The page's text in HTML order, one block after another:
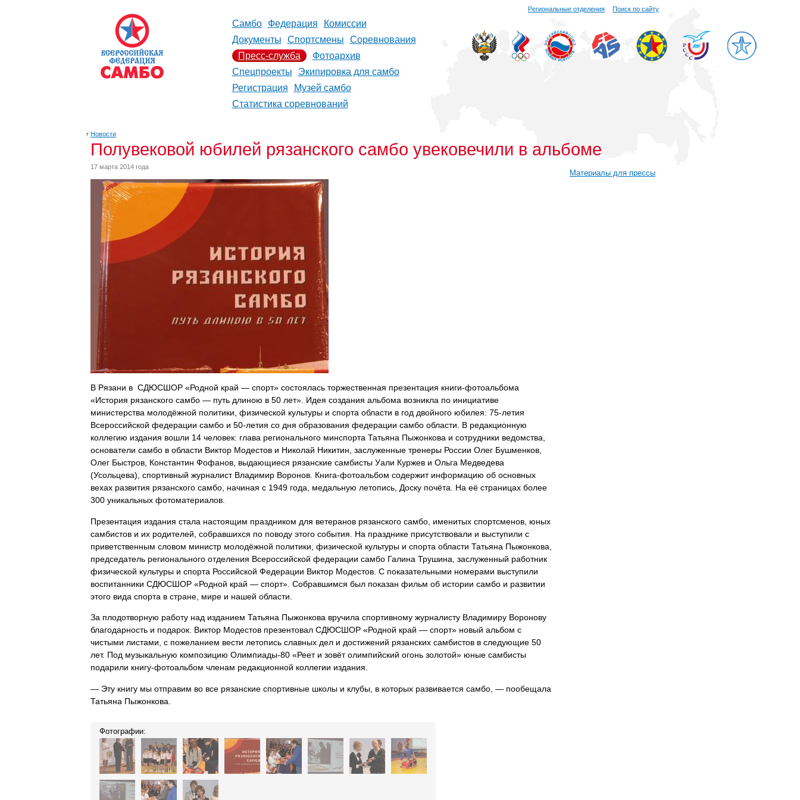
Региональные отделения Поиск по сайту
Самбо Федерация
Комиссии
Документы
Спортсмены
Соревнования
Пресс-служба
Фотоархив
Спецпроекты
Экипировка для самбо
Регистрация
Музей самбо
Статистика соревнований
↑ Новости
Полувековой юбилей рязанского самбо увековечили в альбоме
17 марта 2014 года
В Рязани в СДЮСШОР «Родной край — спорт» состоялась торжественная презентация книги-фотоальбома
«История рязанского самбо — путь длиною в 50 лет». Идея создания альбома возникла по инициативе
министерства молодёжной политики, физической культуры и спорта области в год двойного юбилея: 75-летия
Всероссийской федерации самбо и 50-летия со дня образования федерации самбо области. В редакционную
коллегию издания вошли 14 человек: глава регионального минспорта Татьяна Пыжонкова и сотрудники ведомства,
основатели самбо в области Виктор Модестов и Николай Никитин, заслуженные тренеры России Олег Бушменков,
Олег Быстров, Константин Фофанов, выдающиеся рязанские самбисты Уали Куржев и Ольга Медведева
(Усольцева), спортивный журналист Владимир Воронов. Книга-фотоальбом содержит информацию об основных
вехах развития рязанского самбо, начиная с 1949 года, медальную летопись, Доску почёта. На её страницах более
300 уникальных фотоматериалов.
Презентация издания стала настоящим праздником для ветеранов рязанского самбо, именитых спортсменов, юных
самбистов и их родителей, собравшихся по поводу этого события. На празднике присутствовали и выступили с
приветственным словом министр молодёжной политики, физической культуры и спорта области Татьяна Пыжонкова,
председатель регионального отделения Всероссийской федерации самбо Галина Трушина, заслуженный работник
физической культуры и спорта Российской Федерации Виктор Модестов. С показательными номерами выступили
воспитанники СДЮСШОР «Родной край — спорт». Собравшимся был показан фильм об истории самбо и развитии
этого вида спорта в стране, мире и нашей области.
За плодотворную работу над изданием Татьяна Пыжонкова вручила спортивному журналисту Владимиру Воронову
благодарность и подарок. Виктор Модестов презентовал СДЮСШОР «Родной край — спорт» новый альбом с
чистыми листами, с пожеланием вести летопись славных дел и достижений рязанских самбистов в следующие 50
лет. Под музыкальную композицию Олимпиады-80 «Реет и зовёт олимпийский огонь золотой» юные самбисты
подарили книгу-фотоальбом членам редакционной коллегии издания.
— Эту книгу мы отправим во все рязанские спортивные школы и клубы, в которых развивается самбо, — пообещала
Татьяна Пыжонкова.
Фотографии:
Материалы для прессы